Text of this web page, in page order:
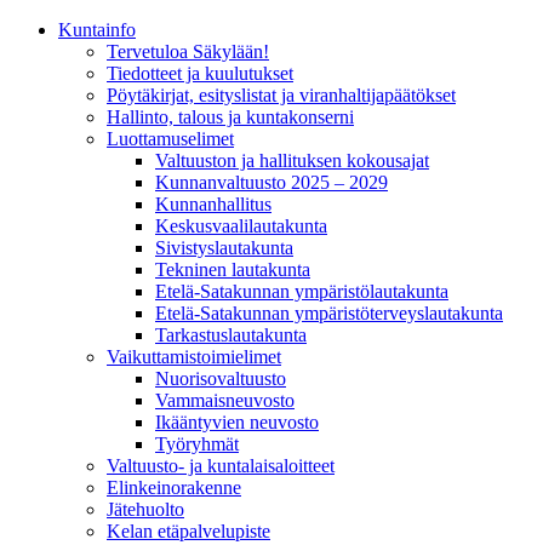
Kunta­info
Tervetuloa Säkylään!
Tiedotteet ja kuulutukset
Pöytäkirjat, esityslistat ja viranhaltijapäätökset
Hallinto, talous ja kuntakonserni
Luottamuselimet
Valtuuston ja hallituksen kokousajat
Kunnanvaltuusto 2025 – 2029
Kunnanhallitus
Keskusvaalilautakunta
Sivistyslautakunta
Tekninen lautakunta
Etelä-Satakunnan ympäristölautakunta
Etelä-Satakunnan ympäristöterveyslautakunta
Tarkastuslautakunta
Vaikuttamistoimielimet
Nuorisovaltuusto
Vammaisneuvosto
Ikääntyvien neuvosto
Työryhmät
Valtuusto- ja kuntalaisaloitteet
Elinkeinorakenne
Jätehuolto
Kelan etäpalvelupiste